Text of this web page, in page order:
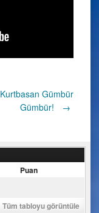
Kurtbasan Gümbür
Gümbür!
→
Puan
Tüm tabloyu görüntüle